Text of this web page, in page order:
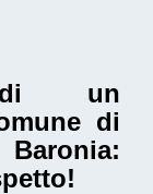
di un
di
: